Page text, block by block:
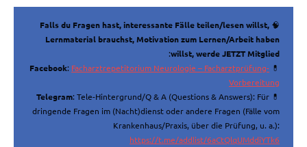
🧠
Falls du Fragen hast, interessante Fälle teilen/lesen willst,
Lernmaterial brauchst, Motivation zum Lernen/Arbeit haben
willst, werde JETZT Mitglied
:
💊
Facebook: Facharztrepetitorium Neurologie – Facharztprüfung-
Vorbereitung
💊
Telegram: Tele-Hintergrund/Q & A (Questions & Answers): Für
dringende Fragen im (Nacht)dienst oder andere Fragen (Fälle vom
Krankenhaus/Praxis, über die Prüfung, u. a.):
https://t.me/addlist/6aCtQlqUMddiYTk6